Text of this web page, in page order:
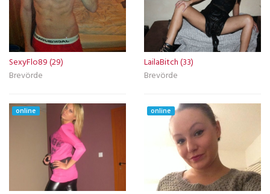
SexyFlo89 (29)
Brevörde
LailaBitch (33)
Brevörde
online online